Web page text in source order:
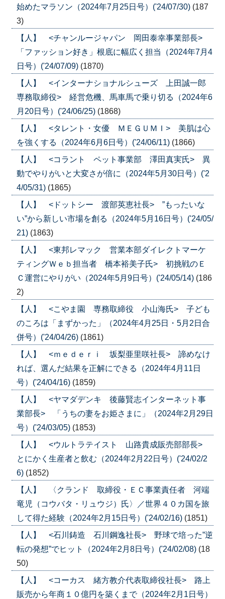
始めたマラソン（2024年7月25日号）('24/07/30) (187
3)
【人】 <チャンルージャパン 岡田泰幸事業部長>
「ファッション好き」根底に幅広く担当（2024年7月4
日号）('24/07/09) (1870)
【人】 <インターナショナルシューズ 上田誠一郎
専務取締役> 経営危機、馬車馬で乗り切る（2024年6
月20日号）('24/06/25) (1868)
【人】 <タレント・女優 ＭＥＧＵＭＩ> 美肌は心
を強くする（2024年6月6日号）('24/06/11) (1866)
【人】 <コラント ペット事業部 澤田真実氏> 異
動でやりがいと大変さが倍に（2024年5月30日号）('2
4/05/31) (1865)
【人】 <ドットシー 渡部英恵社長> ”もったいな
い”から新しい市場を創る（2024年5月16日号）('24/05/
21) (1863)
【人】 <東邦レマック 営業本部ダイレクトマーケ
ティングＷｅｂ担当者 橋本裕美子氏> 初挑戦のＥ
Ｃ運営にやりがい（2024年5月9日号）('24/05/14) (186
2)
【人】 <こやま園 専務取締役 小山海氏> 子ども
のころは「まずかった」（2024年4月25日・5月2日合
併号）('24/04/26) (1861)
【人】 <ｍｅｄｅｒｉ 坂梨亜里咲社長> 諦めなけ
れば、選んだ結果を正解にできる（2024年4月11日
号）('24/04/16) (1859)
【人】 <ヤマダデンキ 後藤賢志インターネット事
業部長> 「うちの妻をお姫さまに」（2024年2月29日
号）('24/03/05) (1853)
【人】 <ウルトラテイスト 山路貴成販売部部長>
とにかく生産者と飲む（2024年2月22日号）('24/02/2
6) (1852)
【人】 〈クランド 取締役・ＥＣ事業責任者 河端
竜児（コウバタ・リュウジ）氏〉／世界４０カ国を旅
して得た経験（2024年2月15日号）('24/02/16) (1851)
【人】 <石川鋳造 石川鋼逸社長> 野球で培った”逆
転の発想”でヒット（2024年2月8日号）('24/02/08) (18
50)
【人】 <コーカス 緒方教介代表取締役社長> 路上
販売から年商１０億円を築くまで（2024年2月1日号）